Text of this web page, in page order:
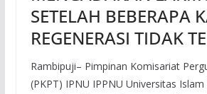
SETELAH BEBERAPA
REGENERASI TIDAK
Rambipuji– Pimpinan Komisariat
(PKPT) IPNU IPPNU Universitas Islam